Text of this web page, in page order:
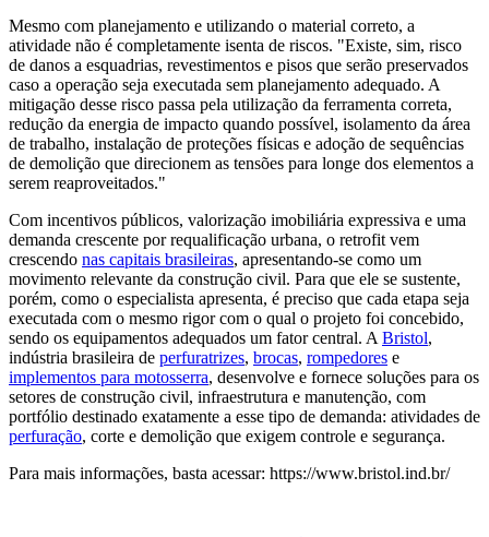
Mesmo com planejamento e utilizando o material correto, a
atividade não é completamente isenta de riscos. "Existe, sim, risco
de danos a esquadrias, revestimentos e pisos que serão preservados
caso a operação seja executada sem planejamento adequado. A
mitigação desse risco passa pela utilização da ferramenta correta,
redução da energia de impacto quando possível, isolamento da área
de trabalho, instalação de proteções físicas e adoção de sequências
de demolição que direcionem as tensões para longe dos elementos a
serem reaproveitados."
Com incentivos públicos, valorização imobiliária expressiva e uma
demanda crescente por requalificação urbana, o retrofit vem
crescendo nas capitais brasileiras, apresentando-se como um
movimento relevante da construção civil. Para que ele se sustente,
porém, como o especialista apresenta, é preciso que cada etapa seja
executada com o mesmo rigor com o qual o projeto foi concebido,
sendo os equipamentos adequados um fator central. A Bristol,
indústria brasileira de perfuratrizes, brocas, rompedores e
implementos para motosserra, desenvolve e fornece soluções para os
setores de construção civil, infraestrutura e manutenção, com
portfólio destinado exatamente a esse tipo de demanda: atividades de
perfuração, corte e demolição que exigem controle e segurança.
Para mais informações, basta acessar: https://www.bristol.ind.br/